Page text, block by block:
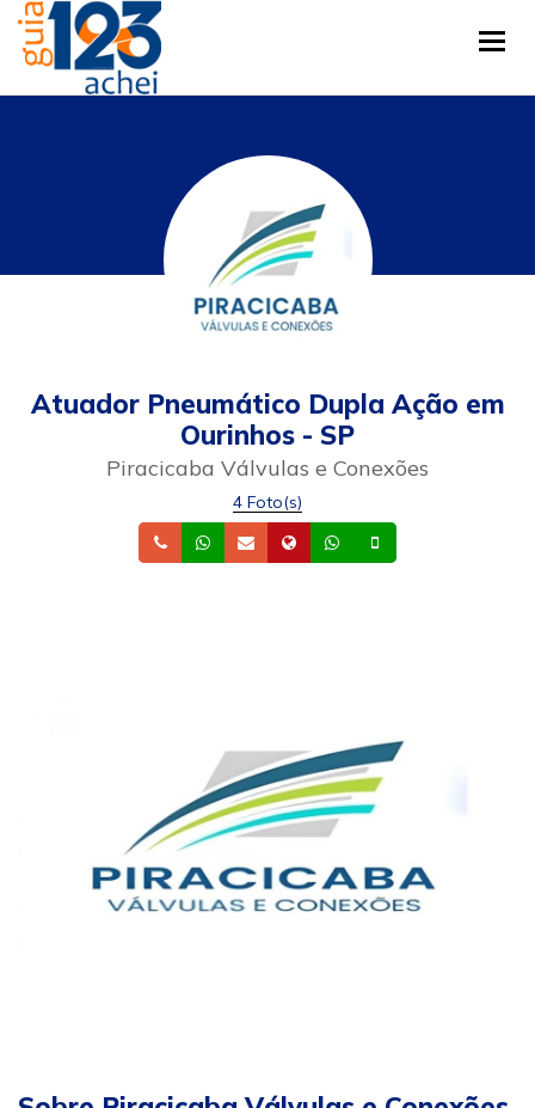
Atuador Pneumático Dupla Ação em
Ourinhos - SP
Piracicaba Válvulas e Conexões
4 Foto(s)
TelefoneWhatsapp
Email Site Whatsapp